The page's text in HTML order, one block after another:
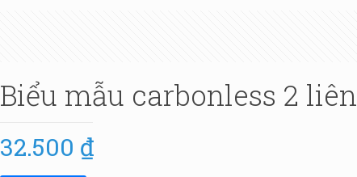
Biểu mẫu carbonless 2 liên
32.500 ₫